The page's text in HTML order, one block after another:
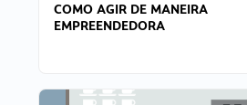
COMO AGIR DE MANEIRA
EMPREENDEDORA